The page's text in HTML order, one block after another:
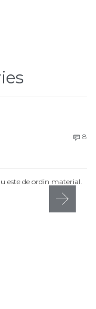
 8
este de ordin material.